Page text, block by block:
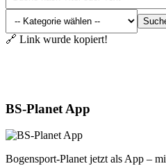
🔗 Link wurde kopiert!
BS-Planet App
Bogensport-Planet jetzt als App –